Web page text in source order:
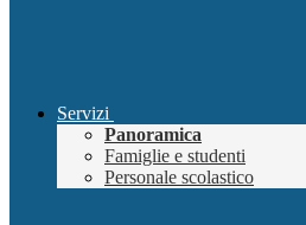
Servizi
Panoramica
Famiglie e studenti
Personale scolastico